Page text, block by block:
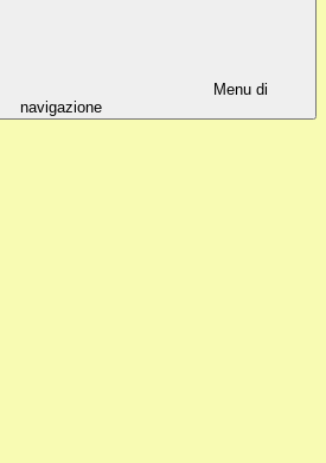
Menu di
navigazione